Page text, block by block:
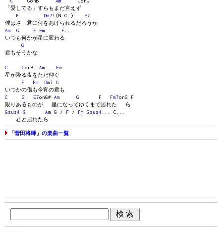
「愛してる」すらもまだ言えず
F
Dm7 !(N.C.) E7
僕はさ 君に何をあげられるだろうか
Am
G F Em F
いつも何かが星に変わる
G
君もそうかな
C GonB Am
Em
星が降る夜をただ仰ぐ
F
Fm Dm7
G
いつかの傷も今宵の君も
C
G E7onG# Am G F Fm7onG F
限りあるものが 星になってゆくまで居れた ら
Gsus4
G Am G / F / Fm Gsus4 C
君と居れたら
「菅田将暉」の楽曲一覧